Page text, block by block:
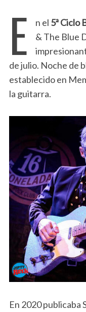
E n el 5ª Ciclo
& The Blue
de julio. Noche de
establecido en
la guitarra.
En 2020 publicaba